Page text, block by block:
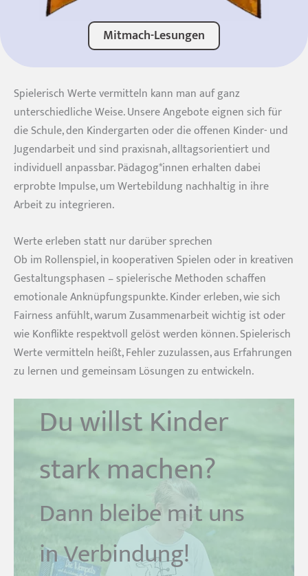
Mitmach-Lesungen
Spielerisch Werte vermitteln kann man auf ganz
unterschiedliche Weise. Unsere Angebote eignen sich für
die Schule, den Kindergarten oder die offenen Kinder- und
Jugendarbeit und sind praxisnah, alltagsorientiert und
individuell anpassbar. Pädagog*innen erhalten dabei
erprobte Impulse, um Wertebildung nachhaltig in ihre
Arbeit zu integrieren.
Werte erleben statt nur darüber sprechen
Ob im Rollenspiel, in kooperativen Spielen oder in kreativen
Gestaltungsphasen – spielerische Methoden schaffen
emotionale Anknüpfungspunkte. Kinder erleben, wie sich
Fairness anfühlt, warum Zusammenarbeit wichtig ist oder
wie Konflikte respektvoll gelöst werden können. Spielerisch
Werte vermitteln heißt, Fehler zuzulassen, aus Erfahrungen
zu lernen und gemeinsam Lösungen zu entwickeln.
Du willst Kinder
stark machen?
Dann bleibe mit uns
in Verbindung!